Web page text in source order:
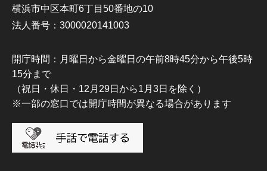
横浜市中区本町6丁目50番地の10
法人番号：3000020141003
開庁時間：月曜日から金曜日の午前8時45分から午後5時
15分まで
（祝日・休日・12月29日から1月3日を除く）
※一部の窓口では開庁時間が異なる場合があります